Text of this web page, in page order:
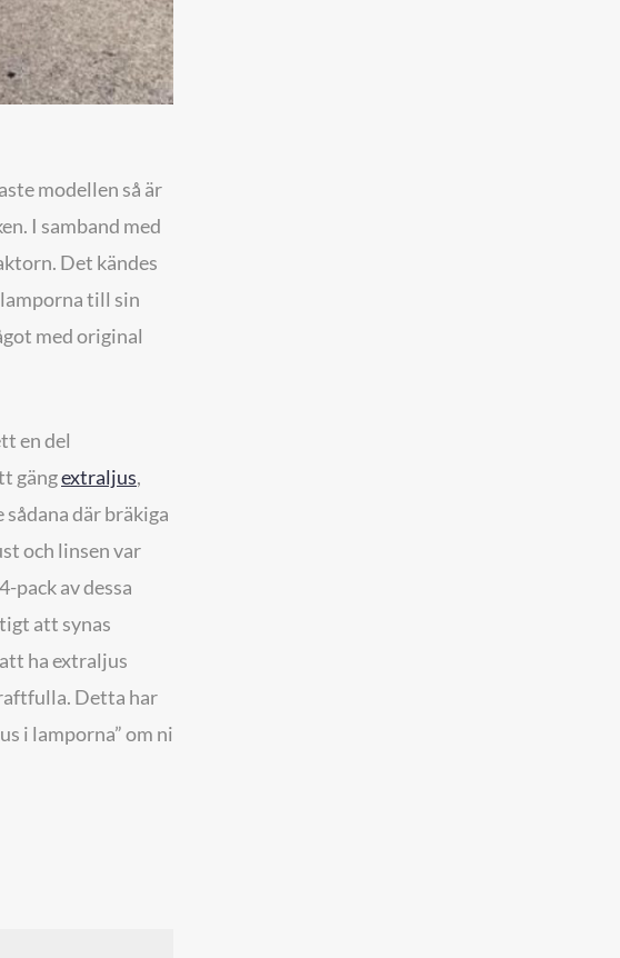
modellen så är
I samband med
Det kändes
till sin
med original
en del
gängextraljus,
där bräkiga
och linsen var
pack av dessa
att synas
ha extraljus
Detta har
i lamporna” om ni